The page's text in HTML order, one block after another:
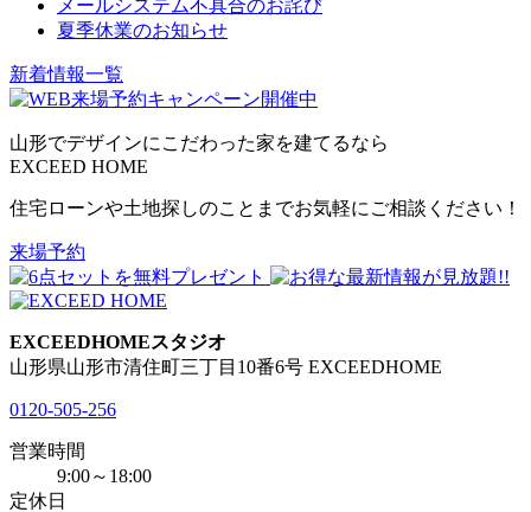
メールシステム不具合のお詫び
夏季休業のお知らせ
新着情報一覧
山形でデザインにこだわった家を建てるなら
EXCEED HOME
住宅ローンや土地探しのことまでお気軽にご相談ください！
来場予約
EXCEEDHOMEスタジオ
山形県山形市清住町三丁目10番6号 EXCEEDHOME
0120-505-256
営業時間
9:00～18:00
定休日